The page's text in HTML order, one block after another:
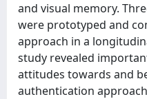
and visual memory.
were prototyped and
approach in a
study revealed
attitudes towards and
authentication